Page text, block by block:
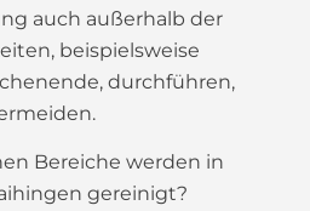
auch außerhalb der
beispielsweise
durchführen,
Bereiche werden in
gereinigt?